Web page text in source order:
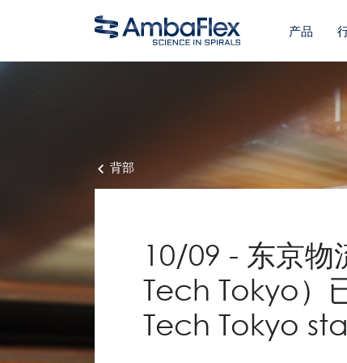
产品
背部
10/09 - 东京物
Tech Tokyo）
Tech Tokyo